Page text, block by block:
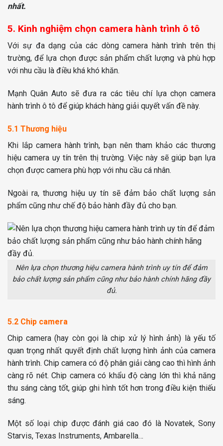
nhất.
5. Kinh nghiệm chọn camera hành trình ô tô
Với sự đa dạng của các dòng camera hành trình trên thị
trường, để lựa chọn được sản phẩm chất lượng và phù hợp
với nhu cầu là điều khá khó khăn.
Mạnh Quân Auto sẽ đưa ra các tiêu chí lựa chọn camera
hành trình ô tô để giúp khách hàng giải quyết vấn đề này.
5.1 Thương hiệu
Khi lắp camera hành trình, bạn nên tham khảo các thương
hiệu camera uy tín trên thị trường. Việc này sẽ giúp bạn lựa
chọn được camera phù hợp với nhu cầu cá nhân.
Ngoài ra, thương hiệu uy tín sẽ đảm bảo chất lượng sản
phẩm cũng như chế độ bảo hành đầy đủ cho bạn.
Nên lựa chọn thương hiệu camera hành trình uy tín để đảm
bảo chất lượng sản phẩm cũng như bảo hành chính hãng đầy
đủ.
5.2 Chip camera
Chip camera (hay còn gọi là chip xử lý hình ảnh) là yếu tố
quan trọng nhất quyết định chất lượng hình ảnh của camera
hành trình. Chip camera có độ phân giải càng cao thì hình ảnh
càng rõ nét. Chip camera có khẩu độ càng lớn thì khả năng
thu sáng càng tốt, giúp ghi hình tốt hơn trong điều kiện thiếu
sáng.
Một số loại chip được đánh giá cao đó là Novatek, Sony
Starvis, Texas Instruments, Ambarella…